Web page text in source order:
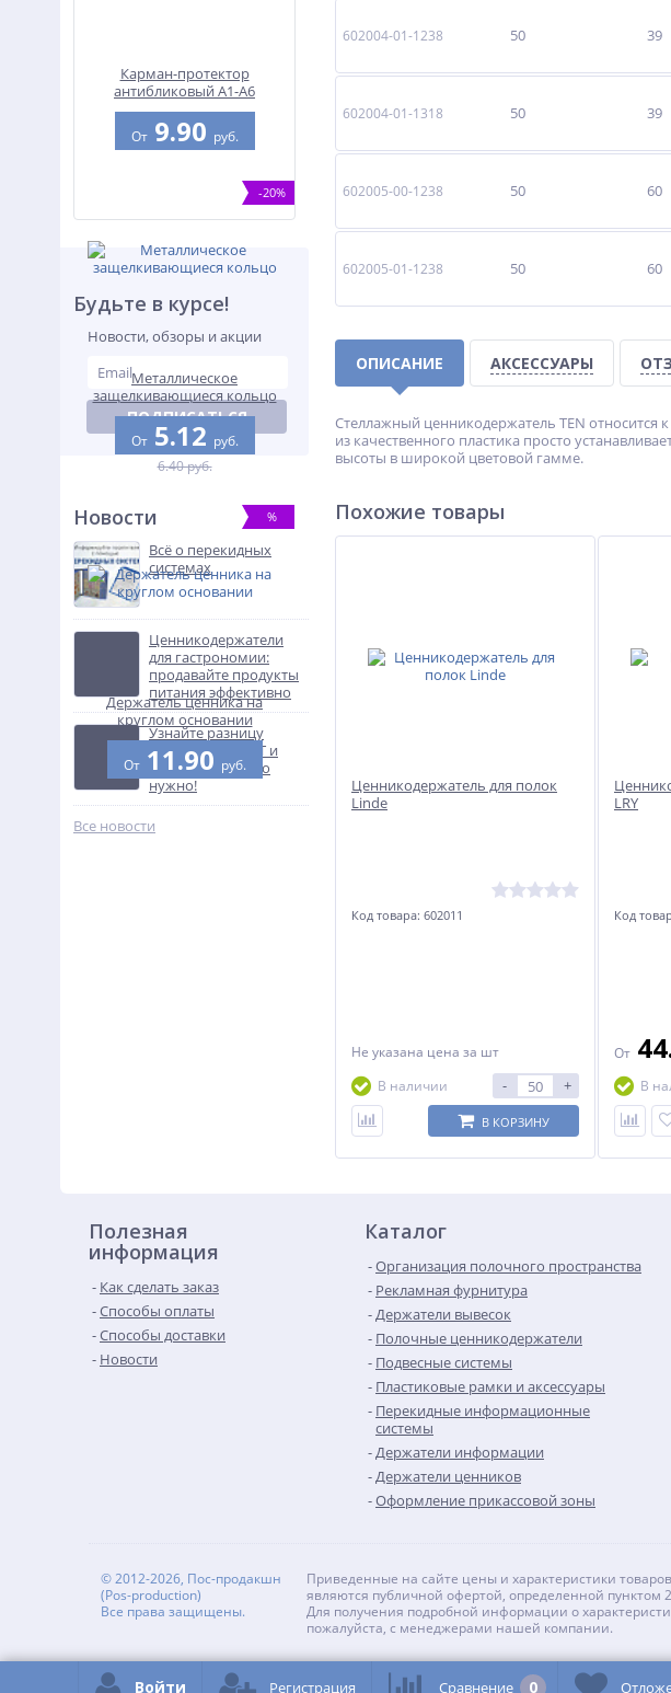
Карман-протектор
антибликовый А1-А6
От9.90 руб.
-20%
Металлическое
защелкивающиеся кольцо
От5.12 руб.
6.40 руб.
%
Держатель ценника на
круглом основании
От11.90 руб.
Будьте в курсе!
Новости, обзоры и акции
ПОДПИСАТЬСЯ
Новости
Всё о перекидных
системах
Ценникодержатели
для гастрономии:
продавайте продукты
питания эффективно
Узнайте разницу
между ПВХ и ПЭТ и
покупайте то, что
нужно!
Все новости
602004-01-1238 50 39
602004-01-1318 50 39
602005-00-1238 50 60
602005-01-1238 50 60
ОПИСАНИЕ АКСЕССУАРЫ
Стеллажный ценникодержатель TEN
из качественного пластика просто
высоты в широкой цветовой гамме.
Похожие товары
Ценникодержатель для полок
Linde
Код товара: 602011
Не указана цена за шт
В наличии
- +
В КОРЗИНУ
LRY
Код
От
В
Полезная
информация
Как сделать заказ
Способы оплаты
Способы доставки
Новости
Каталог
Организация полочного пространства
Рекламная фурнитура
Держатели вывесок
Полочные ценникодержатели
Подвесные системы
Пластиковые рамки и аксессуары
Перекидные информационные
системы
Держатели информации
Держатели ценников
Оформление прикассовой зоны
© 2012-2026, Пос-продакшн
(Pos-production)
Все права защищены.
Приведенные на сайте цены и характеристики
являются публичной офертой, определенной пунктом
Для получения подробной информации о
пожалуйста, с менеджерами нашей компании.
Войти Регистрация Сравнение 0